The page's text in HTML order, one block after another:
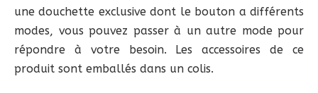
une douchette exclusive dont le bouton a différents
modes, vous pouvez passer à un autre mode pour
répondre à votre besoin. Les accessoires de ce
produit sont emballés dans un colis.